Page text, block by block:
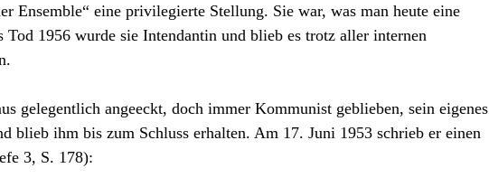
Ensemble“ eine privilegierte Stellung. Sie war, was man heute eine
Tod 1956 wurde sie Intendantin und blieb es trotz aller internen
gelegentlich angeeckt, doch immer Kommunist geblieben, sein eigenes
blieb ihm bis zum Schluss erhalten. Am 17. Juni 1953 schrieb er einen
3, S. 178):